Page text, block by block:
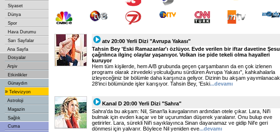
Siyaset
Dünya
Spor
Hava Durumu
Sarı Sayfalar
Ana Sayfa
Dosyalar
Arşiv
Etkinlikler
Günaydın
» Televizyon
Astroloji
Magazin
Sağlık
Cuma
atv 20:00 Yerli Dizi "Avrupa Yakası"
Tahsin Bey 'Eski Ramazanlar'ı özlüyor. Evde verilen bir iftar davetine Şesu
çağrılınca ilginç olaylar yaşanıyor. Volkan ise pide tekeli olma hayalleri
kuruyor
Hem tüm kişilerde, hem A/B grubunda geçen çarşambanın da en çok izlenen
programı olarak zirvedeki yolculuğunu sürdüren Avrupa Yakası", kahkahalarla
izleyeceğiniz bir bölümle daha karşınıza geliyor. Dizinin bu akşam yayımlanacak
28'inci bölümünde işler karışıyor. Tahsin Bey, 'Eski...devamı
Kanal D 20:00 Yerli Dizi "Sahra"
Sahra'da bu akşam: Nil, Sinan'la kavgalarının ardından otele çıkar. Lara, Nil'i
bulmak için evden kaçar ve bir uçurumdan düşerek yaralanır. Onu bulup eve
getirirler. Lara, sürekli Nil'i sayıklayınca Sinan dayanamaz ve gidip Nil'e geri
dönmesi için yalvarır. Böylece Nil yeniden eve...devamı